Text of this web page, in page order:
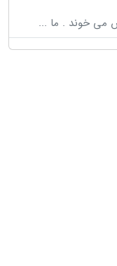
می خوند . ما ...